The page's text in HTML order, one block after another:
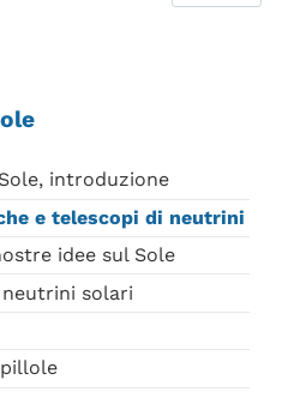
introduzione
e telescopi di neutrini
idee sul Sole
solari